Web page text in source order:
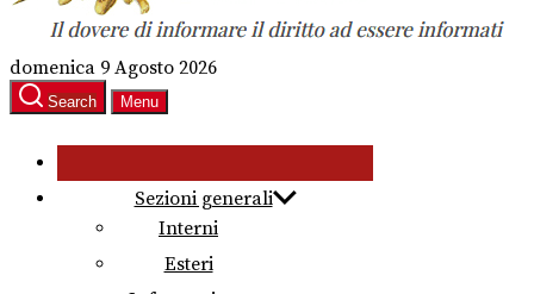
domenica 9 Agosto 2026
Search Menu
Sezioni generali
Interni
Esteri